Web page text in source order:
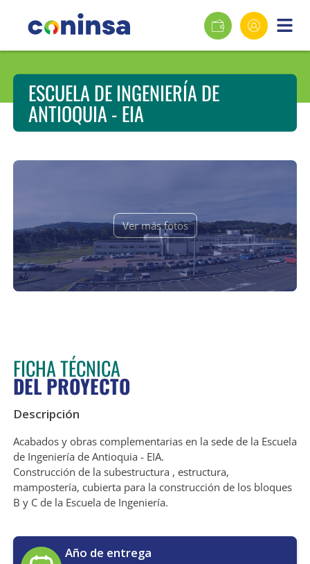
ESCUELA DE INGENIERÍA DE
ANTIOQUIA - EIA
Ver más fotos
FICHA TÉCNICA
DEL PROYECTO
Descripción
Acabados y obras complementarias en la sede de la Escuela
de Ingeniería de Antioquia - EIA.
Construcción de la subestructura , estructura,
mampostería, cubierta para la construcción de los bloques
B y C de la Escuela de Ingeniería.
Año de entrega